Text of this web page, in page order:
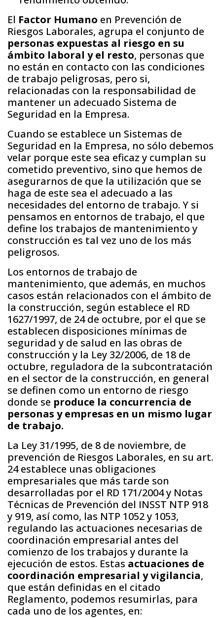
El Factor Humano en Prevención de
Riesgos Laborales, agrupa el conjunto de
personas expuestas al riesgo en su
ámbito laboral y el resto, personas que
no están en contacto con las condiciones
de trabajo peligrosas, pero si,
relacionadas con la responsabilidad de
mantener un adecuado Sistema de
Seguridad en la Empresa.
Cuando se establece un Sistemas de
Seguridad en la Empresa, no sólo debemos
velar porque este sea eficaz y cumplan su
cometido preventivo, sino que hemos de
asegurarnos de que la utilización que se
haga de este sea el adecuado a las
necesidades del entorno de trabajo. Y si
pensamos en entornos de trabajo, el que
define los trabajos de mantenimiento y
construcción es tal vez uno de los más
peligrosos.
Los entornos de trabajo de
mantenimiento, que además, en muchos
casos están relacionados con el ámbito de
la construcción, según establece el RD
1627/1997, de 24 de octubre, por el que se
establecen disposiciones mínimas de
seguridad y de salud en las obras de
construcción y la Ley 32/2006, de 18 de
octubre, reguladora de la subcontratación
en el sector de la construcción, en general
se definen como un entorno de riesgo
donde se produce la concurrencia de
personas y empresas en un mismo lugar
de trabajo.
La Ley 31/1995, de 8 de noviembre, de
prevención de Riesgos Laborales, en su art.
24 establece unas obligaciones
empresariales que más tarde son
desarrolladas por el RD 171/2004 y Notas
Técnicas de Prevención del INSST NTP 918
y 919, así como, las NTP 1052 y 1053,
regulando las actuaciones necesarias de
coordinación empresarial antes del
comienzo de los trabajos y durante la
ejecución de estos. Estas actuaciones de
coordinación empresarial y vigilancia,
que están definidas en el citado
Reglamento, podemos resumirlas, para
cada uno de los agentes, en: